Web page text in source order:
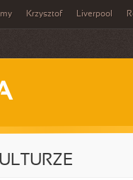
Krzysztof Liverpool